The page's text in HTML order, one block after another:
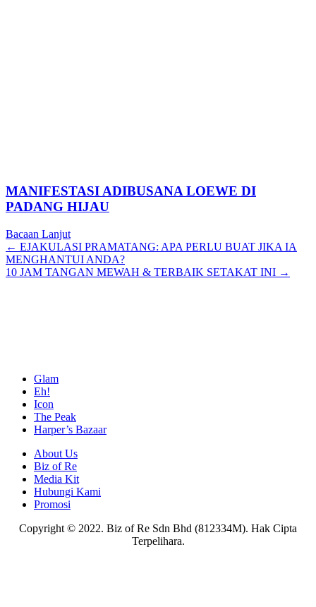
MANIFESTASI ADIBUSANA LOEWE DI
PADANG HIJAU
Bacaan Lanjut
Posts
navigation
← EJAKULASI PRAMATANG: APA PERLU BUAT JIKA IA
MENGHANTUI ANDA?
10 JAM TANGAN MEWAH & TERBAIK SETAKAT INI →
Glam
Eh!
Icon
The Peak
Harper’s Bazaar
About Us
Biz of Re
Media Kit
Hubungi Kami
Promosi
Copyright © 2022. Biz of Re Sdn Bhd (812334M). Hak Cipta
Terpelihara.